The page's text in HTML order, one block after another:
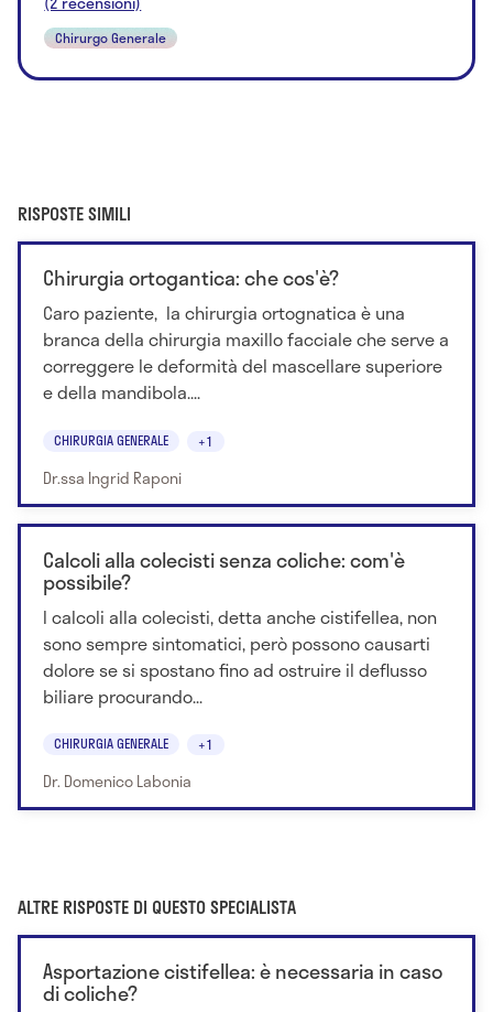
Chirurgo Generale
RISPOSTE SIMILI
Chirurgia ortogantica: che cos'è?
Caro paziente, la chirurgia ortognatica è una
branca della chirurgia maxillo facciale che serve a
correggere le deformità del mascellare superiore
e della mandibola....
CHIRURGIA GENERALE +1
Dr.ssa Ingrid Raponi
Calcoli alla colecisti senza coliche: com'è
possibile?
I calcoli alla colecisti, detta anche cistifellea, non
sono sempre sintomatici, però possono causarti
dolore se si spostano fino ad ostruire il deflusso
biliare procurando...
CHIRURGIA GENERALE +1
Dr. Domenico Labonia
ALTRE RISPOSTE DI QUESTO SPECIALISTA
Asportazione cistifellea: è necessaria in caso
di coliche?